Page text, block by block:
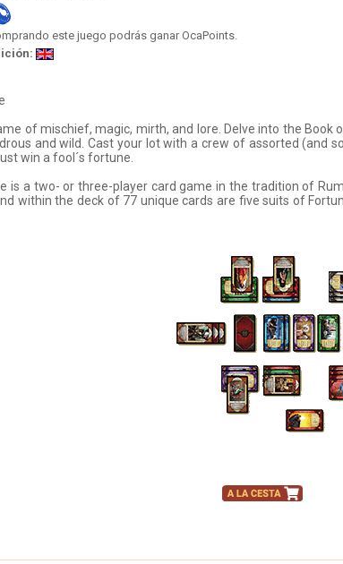
este juego podrás ganar OcaPoints.
of mischief, magic, mirth, and lore. Delve into the
and wild. Cast your lot with a crew of assorted (and
win a fool´s fortune.
is a two- or three-player card game in the tradition of
within the deck of 77 unique cards are five suits of